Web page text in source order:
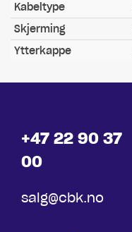
Kabeltype
Skjerming
Ytterkappe
+47 22 90 37
00
salg@cbk.no